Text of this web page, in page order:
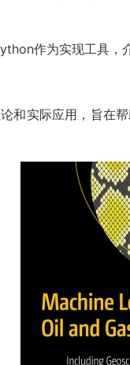
作为实现工具
和实际应用，旨在